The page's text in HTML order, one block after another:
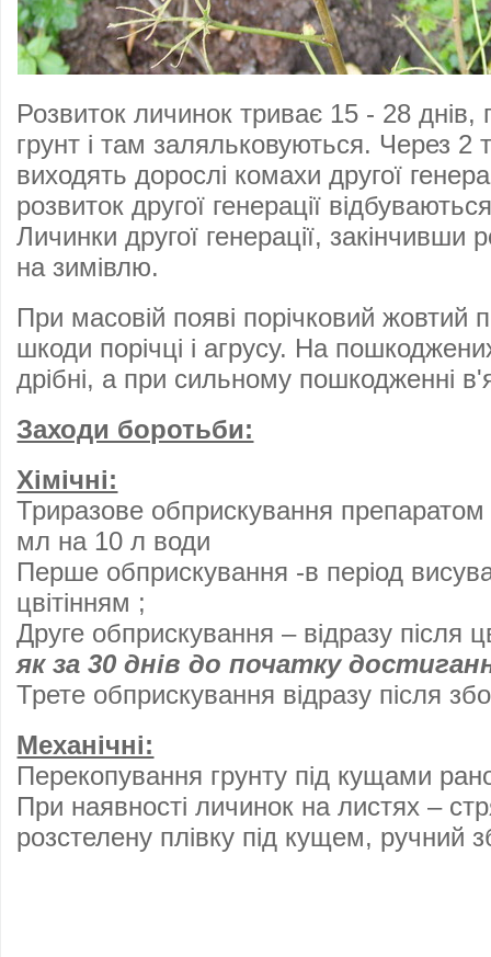
Розвиток личинок триває 15 - 28 днів,
грунт і там заляльковуються. Через 2
виходять дорослі комахи другої
розвиток другої генерації
Личинки другої генерації, закінчивши
на зимівлю.
При масовій появі порічковий жовтий
шкоди порічці і агрусу. На
дрібні, а при сильному пошкодженні
Заходи боротьби:
Хімічні:
Триразове обприскування препаратом
мл на 10 л води
Перше обприскування -в період
цвітінням ;
Друге обприскування – відразу після
як за 30 днів до початку
Трете обприскування відразу після
Механічні:
Перекопування грунту під кущами
При наявності личинок на листях –
розстелену плівку під кущем, ручний